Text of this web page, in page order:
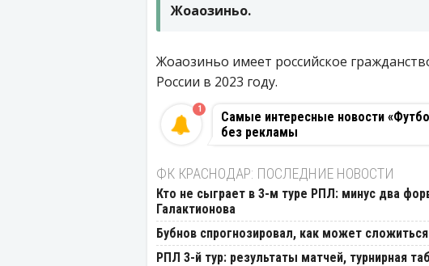
Жоаозиньо.
Жоаозиньо имеет российское
России в 2023 году.
Самые интересные новости
без рекламы
1
ФК КРАСНОДАР: ПОСЛЕДНИЕ НОВОСТИ
Кто не сыграет в 3-м туре РПЛ: минус два
Галактионова
Бубнов спрогнозировал, как может
РПЛ 3-й тур: результаты матчей, турнирная